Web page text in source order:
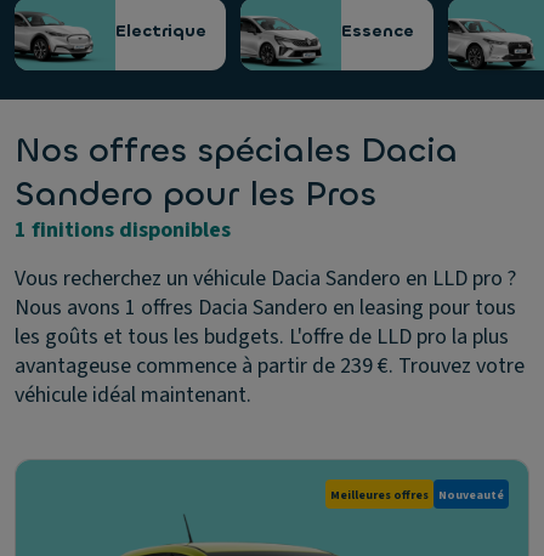
Electrique Essence
Nos offres spéciales Dacia
Sandero pour les Pros
1 finitions disponibles
Vous recherchez un véhicule Dacia Sandero en LLD pro ?
Nous avons 1 offres Dacia Sandero en leasing pour tous
les goûts et tous les budgets. L'offre de LLD pro la plus
avantageuse commence à partir de 239 €. Trouvez votre
véhicule idéal maintenant.
Meilleures offres Nouveauté